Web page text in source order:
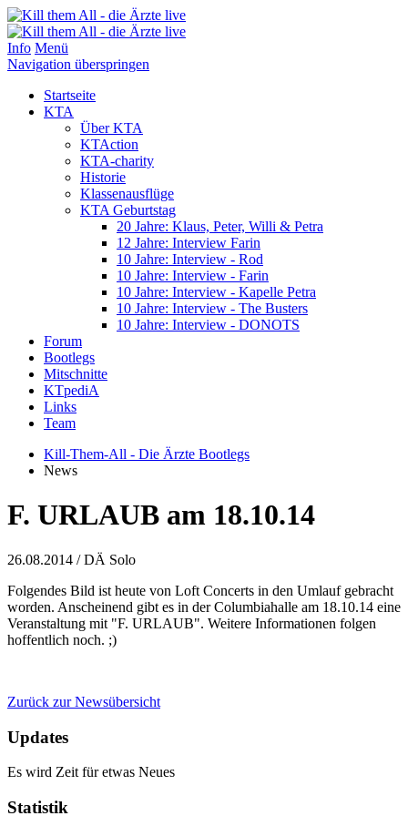
Info Menü
Navigation überspringen
Startseite
KTA
Über KTA
KTAction
KTA-charity
Historie
Klassenausflüge
KTA Geburtstag
20 Jahre: Klaus, Peter, Willi & Petra
12 Jahre: Interview Farin
10 Jahre: Interview - Rod
10 Jahre: Interview - Farin
10 Jahre: Interview - Kapelle Petra
10 Jahre: Interview - The Busters
10 Jahre: Interview - DONOTS
Forum
Bootlegs
Mitschnitte
KTpediA
Links
Team
Kill-Them-All - Die Ärzte Bootlegs
News
F. URLAUB am 18.10.14
26.08.2014 / DÄ Solo
Folgendes Bild ist heute von Loft Concerts in den Umlauf gebracht
worden. Anscheinend gibt es in der Columbiahalle am 18.10.14 eine
Veranstaltung mit "F. URLAUB". Weitere Informationen folgen
hoffentlich noch. ;)
Zurück zur Newsübersicht
Updates
Es wird Zeit für etwas Neues
Statistik